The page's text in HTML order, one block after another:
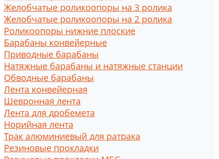
Желобчатые роликоопоры на 3 ролика
Желобчатые роликоопоры на 2 ролика
Роликоопоры нижние плоские
Барабаны конвейерные
Приводные барабаны
Натяжные барабаны и натяжные станции
Обводные барабаны
Лента конвейерная
Шевронная лента
Лента для дробемета
Норийная лента
Трак алюминиевый для ратрака
Резиновые прокладки